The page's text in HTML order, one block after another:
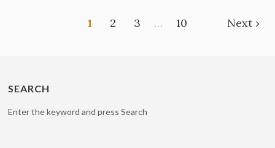
1 2 3 … 10 Next ›
SEARCH
Enter the keyword and press Search